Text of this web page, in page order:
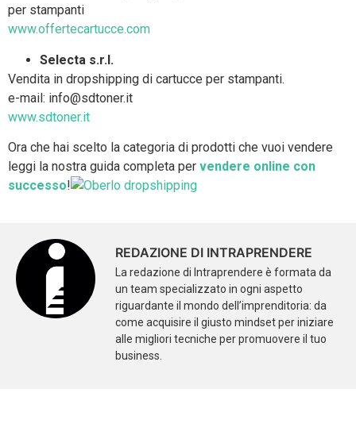
per stampanti
www.offertecartucce.com
Selecta s.r.l.
Vendita in dropshipping di cartucce per stampanti.
e-mail: info@sdtoner.it
www.sdtoner.it
Ora che hai scelto la categoria di prodotti che vuoi vendere
leggi la nostra guida completa per vendere online con
successo!
REDAZIONE DI INTRAPRENDERE
La redazione di Intraprendere è formata da
un team specializzato in ogni aspetto
riguardante il mondo dell’imprenditoria: da
come acquisire il giusto mindset per iniziare
alle migliori tecniche per promuovere il tuo
business.